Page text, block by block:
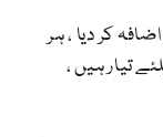
کر دیا ، ہر
تیار ہیں ،